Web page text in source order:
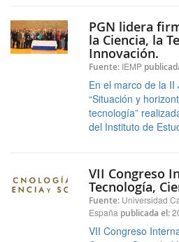
PGN lidera
la Ciencia, la
Innovación.
Fuente: IEMP
En el marco de la
“Situación y
tecnología”
del Instituto de
VII Congreso
Tecnología,
Fuente: Universidad
España publicada el:
VII Congreso